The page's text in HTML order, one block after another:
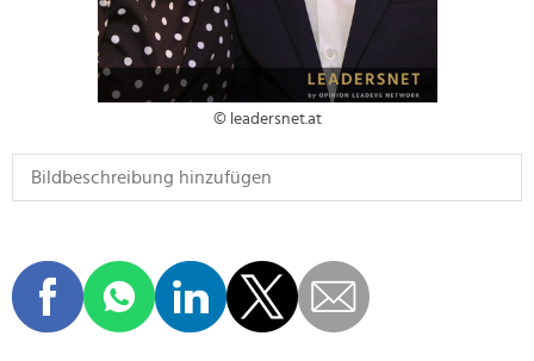
© leadersnet.at